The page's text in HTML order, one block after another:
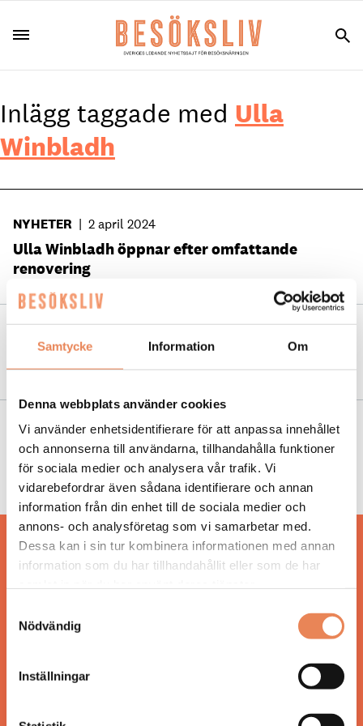
Samtycke Information Om
Denna webbplats använder cookies
Vi använder enhetsidentifierare för att anpassa innehållet
och annonserna till användarna, tillhandahålla funktioner
för sociala medier och analysera vår trafik. Vi
vidarebefordrar även sådana identifierare och annan
information från din enhet till de sociala medier och
annons- och analysföretag som vi samarbetar med.
Dessa kan i sin tur kombinera informationen med annan
information som du har tillhandahållit eller som de har
Nödvändig
Inställningar
Inlägg taggade med Ulla
Winbladh
NYHETER | 2 april 2024
Ulla Winbladh öppnar efter omfattande
renovering
NYHETER | 22 september 2022
”Det är inte så ängsligt hos oss”
NYHETER | 28 mars 2022
Samtalsvänlig restaurang i Stockholm prisas
för sin ljudmiljö
Hos oss läser du landets mest uppdaterade
nyheter och snackisar inom besöksnäringen.
Besöksliv i sin tryckta form är ett affärsmagasin